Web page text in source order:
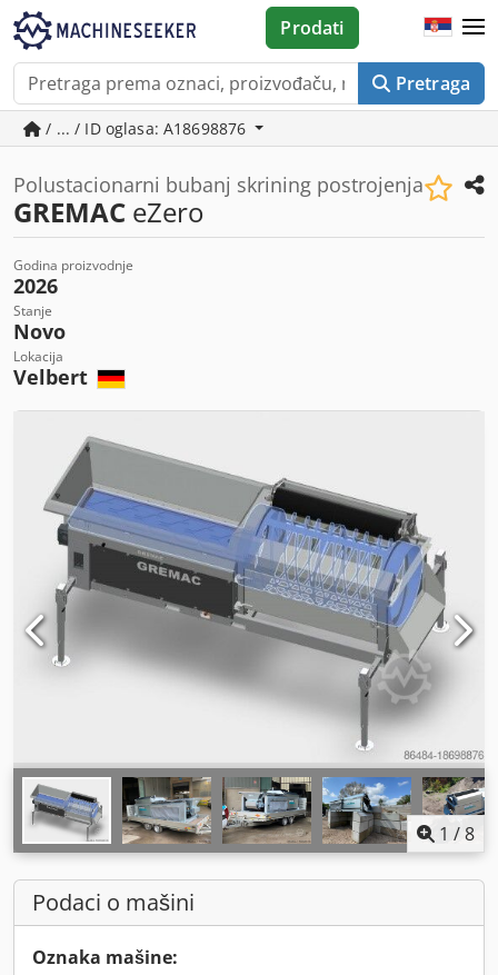
Pretraga
Prodati
/ ... / ID oglasa: A18698876
Polustacionarni bubanj skrining postrojenja
GREMAC eZero
Godina proizvodnje
2026
Stanje
Novo
Lokacija
Velbert
1 /8
Podaci o mašini
Oznaka mašine: